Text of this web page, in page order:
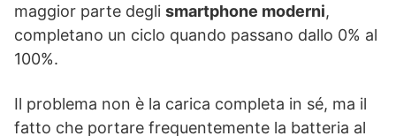
maggior parte degli smartphone moderni,
completano un ciclo quando passano dallo 0% al
100%.
Il problema non è la carica completa in sé, ma il
fatto che portare frequentemente la batteria al